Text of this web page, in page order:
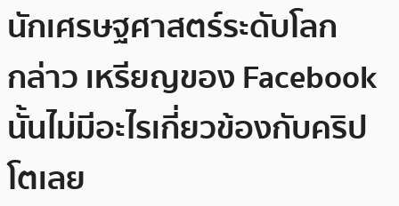
นักเศรษฐศาสตร์ระดับโลก
กล่าว เหรียญของ Facebook
นั้นไม่มีอะไรเกี่ยวข้องกับคริป
โตเลย